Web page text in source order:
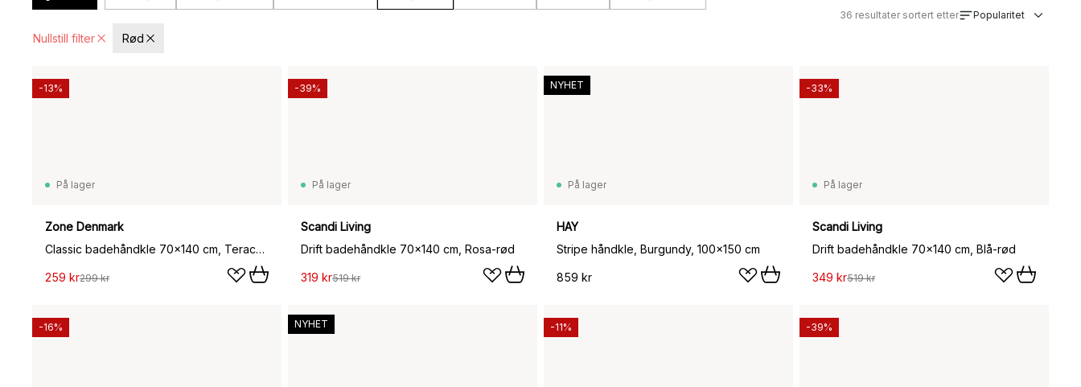
Nullstill filter Rød
36 resultater sortert etter Popularitet
På lager
Zone Denmark
Classic badehåndkle 70x140 cm, Teracotta
259 kr299 kr
-13%
På lager
Scandi Living
Drift badehåndkle 70x140 cm, Rosa-rød
319 kr519 kr
-39%
På lager
HAY
Stripe håndkle, Burgundy, 100x150 cm
859 kr
NYHET
På lager
Scandi Living
Drift badehåndkle 70x140 cm, Blå-rød
349 kr519 kr
-33%
-16% NYHET -11% -39%